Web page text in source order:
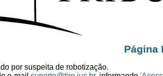
Página
por suspeita de robotização.